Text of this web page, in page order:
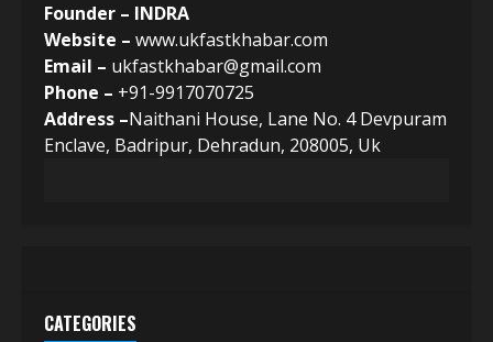
Founder – INDRA
Website – www.ukfastkhabar.com
Email – ukfastkhabar@gmail.com
Phone – +91-9917070725
Address –Naithani House, Lane No. 4 Devpuram
Enclave, Badripur, Dehradun, 208005, Uk
CATEGORIES